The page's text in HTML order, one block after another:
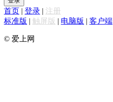
首页 | 登录 | 注册
标准版 | 触屏版 | 电脑版 | 客户端
© 爱上网